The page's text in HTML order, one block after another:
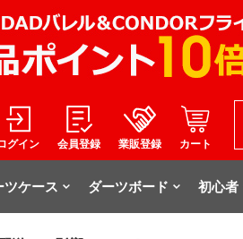
グイン 会員登録 業販登録 カート
ツケース ダーツボード 初心者